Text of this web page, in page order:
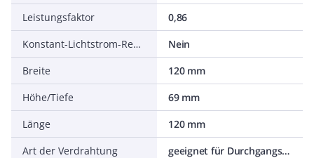
Leistungsfaktor
0,86
Konstant-Lichtstrom-Regelung
Nein
Breite
120 mm
Höhe/Tiefe
69 mm
Länge
120 mm
Art der Verdrahtung
geeignet für Durchgangsverdrahtung